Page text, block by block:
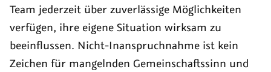
Team jederzeit über zuverlässige Möglichkeiten
verfügen, ihre eigene Situation wirksam zu
beeinflussen. Nicht-Inanspruchnahme ist kein
Zeichen für mangelnden Gemeinschaftssinn und